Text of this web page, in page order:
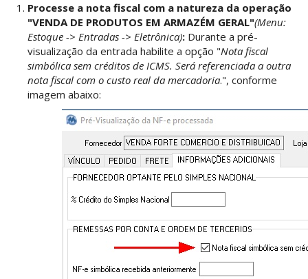
Processe a nota fiscal com a natureza da operação
"VENDA DE PRODUTOS EM ARMAZÉM GERAL"(Menu:
Estoque -> Entradas -> Eletrônica): Durante a pré-
visualização da entrada habilite a opção "Nota fiscal
simbólica sem créditos de ICMS. Será referenciada a outra
nota fiscal com o custo real da mercadoria.", conforme
imagem abaixo: